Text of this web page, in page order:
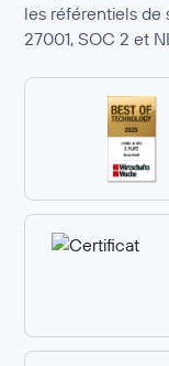
les référentiels de
27001, SOC 2 et